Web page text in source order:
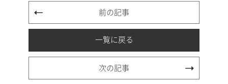
前の記事
一覧に戻る
次の記事